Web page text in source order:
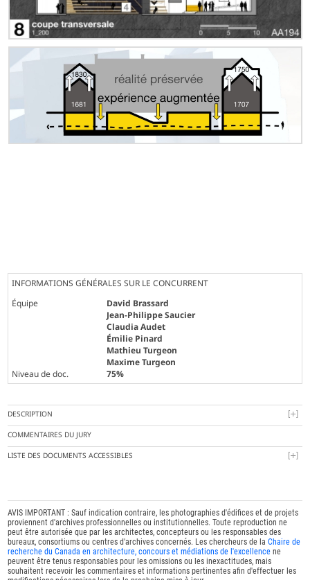
INFORMATIONS GÉNÉRALES SUR LE CONCURRENT
Équipe
David Brassard
Jean-Philippe Saucier
Claudia Audet
Émilie Pinard
Mathieu Turgeon
Maxime Turgeon
Niveau de doc.
75%
DESCRIPTION
COMMENTAIRES DU JURY
LISTE DES DOCUMENTS ACCESSIBLES
AVIS IMPORTANT : Sauf indication contraire, les photographies d'édifices et de projets
proviennent d'archives professionnelles ou institutionnelles. Toute reproduction ne
peut être autorisée que par les architectes, concepteurs ou les responsables des
bureaux, consortiums ou centres d'archives concernés. Les chercheurs de laChaire de
recherche du Canada en architecture, concours et médiations de l'excellence ne
peuvent être tenus responsables pour les omissions ou les inexactitudes, mais
souhaitent recevoir les commentaires et informations pertinentes afin d'effectuer les